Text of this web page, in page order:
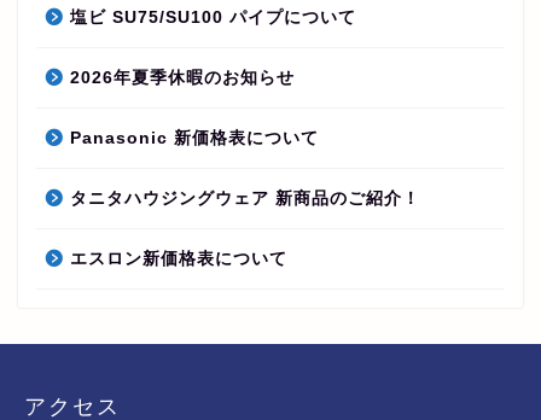
塩ビ SU75/SU100 パイプについて
2026年夏季休暇のお知らせ
Panasonic 新価格表について
タニタハウジングウェア 新商品のご紹介！
エスロン新価格表について
アクセス